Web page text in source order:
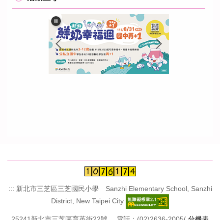
::: 新北市三芝區三芝國民小學 Sanzhi Elementary School, Sanzhi
District, New Taipei City